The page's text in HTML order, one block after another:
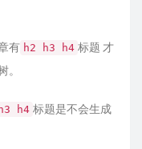
有 h2 h3 h4 标题 才
h3 h4 标题是不会生成